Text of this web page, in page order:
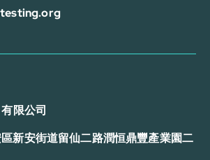
限公司
新安街道留仙二路潤恒鼎豐產業園二